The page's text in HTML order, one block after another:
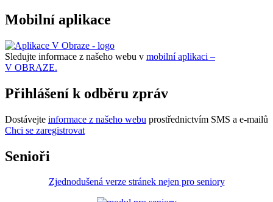
Mobilní aplikace
Sledujte informace z našeho webu v mobilní aplikaci –
V OBRAZE.
Přihlášení k odběru zpráv
Dostávejte informace z našeho webu prostřednictvím SMS a e-mailů
Chci se zaregistrovat
Senioři
Zjednodušená verze stránek nejen pro seniory